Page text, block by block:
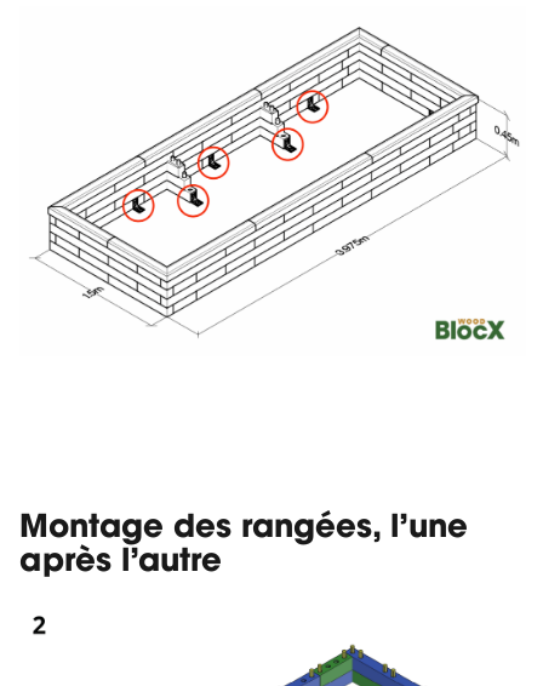
Montage des rangées, l’une
après l’autre